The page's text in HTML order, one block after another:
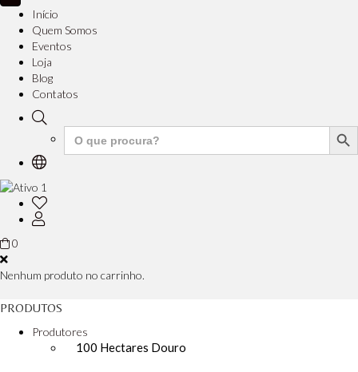
Início
Quem Somos
Eventos
Loja
Blog
Contatos
Search
for:
Search
0
Nenhum produto no carrinho.
PRODUTOS
Produtores
100 Hectares Douro